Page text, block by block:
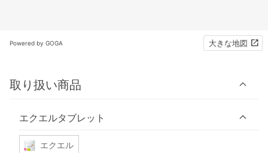
Powered by GOGA 大きな地図
取り扱い商品
エクエルタブレット
エクエル